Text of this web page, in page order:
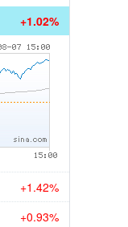
+1.02%
+1.42%
+0.93%